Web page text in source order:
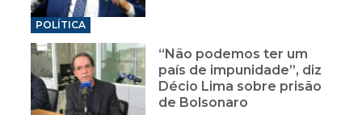
POLÍTICA
“Não podemos ter um
país de impunidade”, diz
Décio Lima sobre prisão
de Bolsonaro